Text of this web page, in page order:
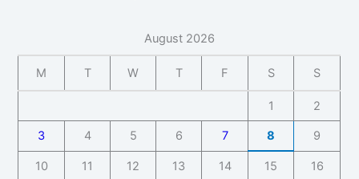
August 2026
M T W T F S S
1 2
3 4 5 6 7 8 9
10 11 12 13 14 15 16